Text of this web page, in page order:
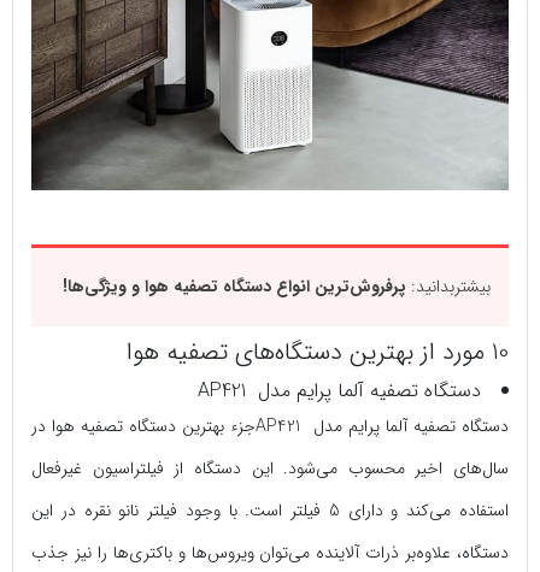
بیشتربدانید: پرفروش‌ترین انواع دستگاه تصفیه هوا و ویژگی‌ها!
10 مورد از بهترین دستگاه‌های تصفیه هوا
دستگاه تصفیه آلما پرایم مدل AP421
دستگاه تصفیه آلما پرایم مدل AP421جزء بهترین دستگاه تصفیه هوا در
سال‌های اخیر محسوب می‌شود. این دستگاه از فیلتراسیون غیرفعال
استفاده می‌کند و دارای 5 فیلتر است. با وجود فیلتر نانو نقره در این
دستگاه، علاوه‌بر ذرات آلاینده می‌توان ویروس‌ها و باکتری‌ها را نیز جذب